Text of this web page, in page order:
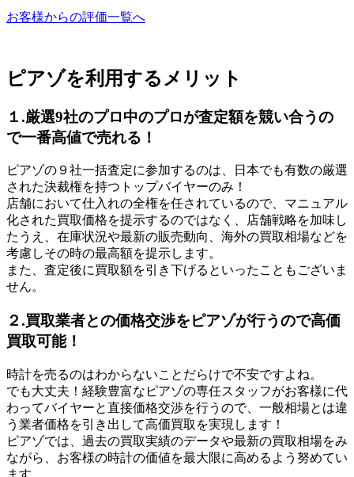
お客様からの評価一覧へ
ピアゾを利用するメリット
１.厳選9社のプロ中のプロが査定額を競い合うの
で一番高値で売れる！
ピアゾの９社一括査定に参加するのは、日本でも有数の厳選
された決裁権を持つトップバイヤーのみ！
店舗において仕入れの全権を任されているので、マニュアル
化された買取価格を提示するのではなく、店舗戦略を加味し
たうえ、在庫状況や最新の販売動向、海外の買取相場などを
考慮しその時の最高額を提示します。
また、査定後に買取額を引き下げるといったこともございま
せん。
２.買取業者との価格交渉をピアゾが行うので高価
買取可能！
時計を売るのはわからないことだらけで不安ですよね。
でも大丈夫！経験豊富なピアゾの専任スタッフがお客様に代
わってバイヤーと直接価格交渉を行うので、一般相場とは違
う業者価格を引き出して高価買取を実現します！
ピアゾでは、過去の買取実績のデータや最新の買取相場をみ
ながら、お客様の時計の価値を最大限に高めるよう努めてい
ます。